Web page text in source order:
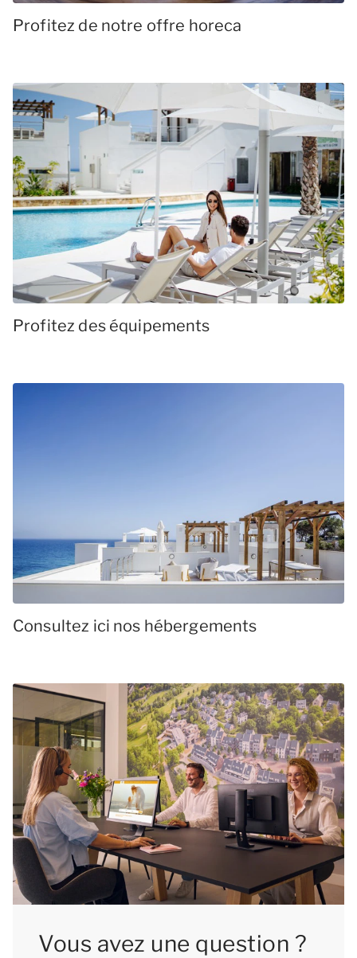
Profitez de notre offre horeca
Profitez des équipements
Consultez ici nos hébergements
Vous avez une question ?